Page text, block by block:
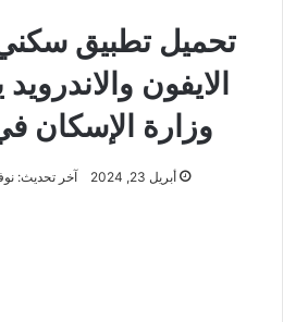
تحميل تطبيق
الايفون
وزارة الإسكان
أبريل 23, 2024 آخر تحديث: نوفمبر